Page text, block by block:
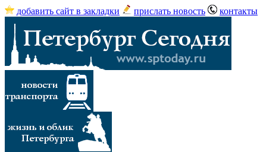
добавить сайт в закладки прислать новость контакты